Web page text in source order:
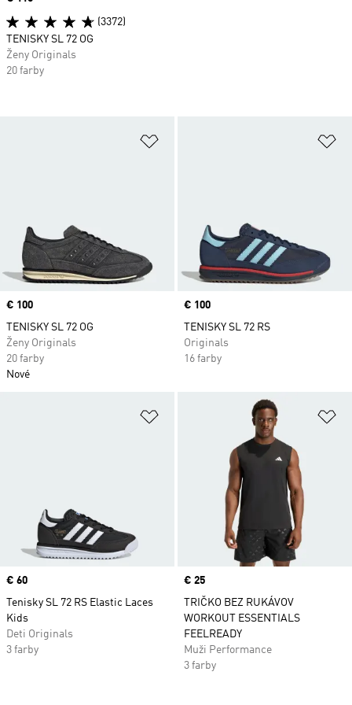
Pridať do zoznamu želaných
Price
€ 100
TENISKY SL 72 OG
Ženy Originals
20 farby
Nové
Price
€ 100
TENISKY SL 72 RS
Originals
16 farby
Pridať do zoznamu želaných
Price
€ 60
Tenisky SL 72 RS Elastic Laces
Kids
Deti Originals
3 farby
Price
€ 25
TRIČKO BEZ RUKÁVOV
WORKOUT ESSENTIALS
FEELREADY
Muži Performance
3 farby
(3372)
TENISKY SL 72 OG
Ženy Originals
20 farby